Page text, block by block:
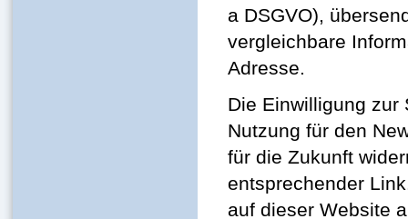
a DSGVO),
vergleichbare
Adresse.
Die Einwilligung zur
Nutzung für den
für die Zukunft
entsprechender
auf dieser Website